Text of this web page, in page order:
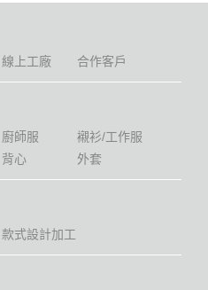
線上工廠 合作客戶
廚師服
襯衫/工作服
背心 外套
款式設計加工